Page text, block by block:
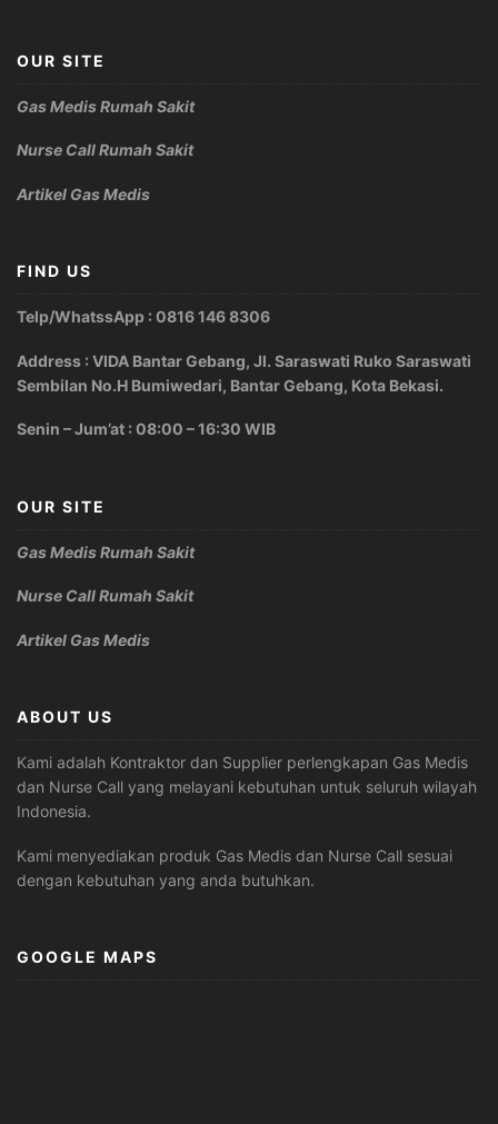
OUR SITE
Gas Medis Rumah Sakit
Nurse Call Rumah Sakit
Artikel Gas Medis
FIND US
Telp/WhatssApp : 0816 146 8306
Address : VIDA Bantar Gebang, Jl. Saraswati Ruko Saraswati
Sembilan No.H Bumiwedari, Bantar Gebang, Kota Bekasi.
Senin – Jum’at : 08:00 – 16:30 WIB
OUR SITE
Gas Medis Rumah Sakit
Nurse Call Rumah Sakit
Artikel Gas Medis
ABOUT US
Kami adalah Kontraktor dan Supplier perlengkapan Gas Medis
dan Nurse Call yang melayani kebutuhan untuk seluruh wilayah
Indonesia.
Kami menyediakan produk Gas Medis dan Nurse Call sesuai
dengan kebutuhan yang anda butuhkan.
GOOGLE MAPS